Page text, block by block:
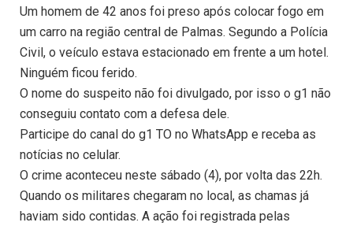
Um homem de 42 anos foi preso após colocar fogo em
um carro na região central de Palmas. Segundo a Polícia
Civil, o veículo estava estacionado em frente a um hotel.
Ninguém ficou ferido.
O nome do suspeito não foi divulgado, por isso o g1 não
conseguiu contato com a defesa dele.
Participe do canal do g1 TO no WhatsApp e receba as
notícias no celular.
O crime aconteceu neste sábado (4), por volta das 22h.
Quando os militares chegaram no local, as chamas já
haviam sido contidas. A ação foi registrada pelas